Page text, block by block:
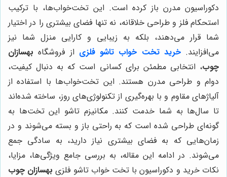
دکوراسیون مدرن باز کرده است. این تخت‌خواب‌ها، با ترکیب
استحکام فلز و طراحی خلاقانه، نه تنها فضای بیشتری را در اختیار
شما قرار می‌دهند، بلکه به زیبایی و کارایی منزل شما نیز
می‌افزایند.خرید تخت خواب تاشو فلزی از فروشگاه بهسازان
چوب، انتخابی مطمئن برای کسانی است که به دنبال کیفیت،
دوام و طراحی مدرن هستند. این تخت‌خواب‌ها با استفاده از
آلیاژهای مقاوم و با بهره‌گیری از تکنولوژی‌های روز، ساخته شده‌اند
تا سال‌ها به شما خدمت کنند. مکانیزم تاشو این تخت‌ها به
گونه‌ای طراحی شده است که به راحتی باز و بسته می‌شوند و در
زمان‌هایی که به فضای بیشتری نیاز دارید، به سادگی جمع
می‌شوند. در ادامه این مقاله، به بررسی جامع ویژگی‌ها، مزایا،
نکات خرید و دکوراسیون با تخت خواب تاشو فلزی بهسازان چوب